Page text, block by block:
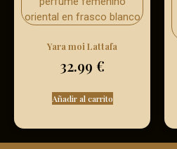
Yara moi Lattafa
32.99 €
Añadir al carrito